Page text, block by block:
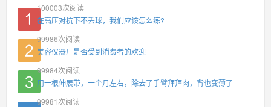
100003次阅读
在高压对抗下不丢球，我们应该怎么练?
99986次阅读
美容仪器厂是否受到消费者的欢迎
99984次阅读
用一根伸展带，一个月左右，除去了手臂拜拜肉，背也变薄了
99981 次阅读